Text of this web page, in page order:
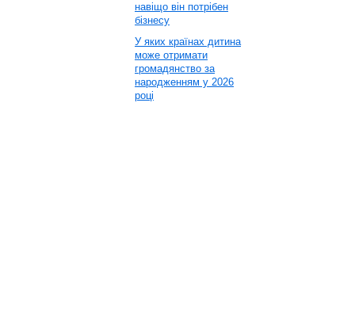
навіщо він потрібен
бізнесу
У яких країнах дитина
може отримати
громадянство за
народженням у 2026
році